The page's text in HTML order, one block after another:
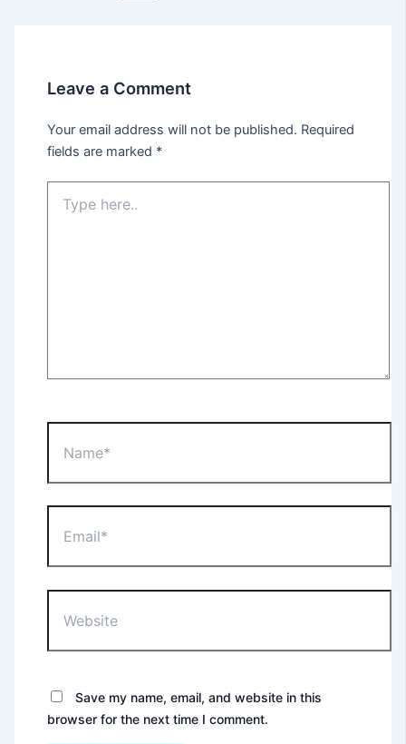
Leave a Comment
Your email address will not be published. Required
fields are marked *
here..
Save my name, email, and website in this
browser for the next time I comment.